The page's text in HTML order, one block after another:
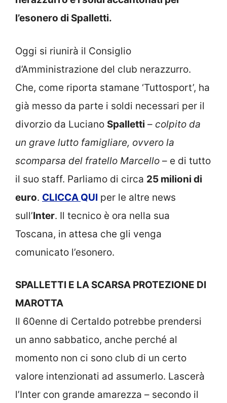
l’esonero di Spalletti.
Oggi si riunirà il Consiglio
d’Amministrazione del club nerazzurro.
Che, come riporta stamane ‘Tuttosport’, ha
già messo da parte i soldi necessari per il
divorzio da Luciano Spalletti – colpito da
un grave lutto famigliare, ovvero la
scomparsa del fratello Marcello – e di tutto
il suo staff. Parliamo di circa 25 milioni di
euro. CLICCA QUI per le altre news
sull’Inter. Il tecnico è ora nella sua
Toscana, in attesa che gli venga
comunicato l’esonero.
SPALLETTI E LA SCARSA PROTEZIONE DI
MAROTTA
Il 60enne di Certaldo potrebbe prendersi
un anno sabbatico, anche perché al
momento non ci sono club di un certo
valore intenzionati ad assumerlo. Lascerà
l’Inter con grande amarezza – secondo il